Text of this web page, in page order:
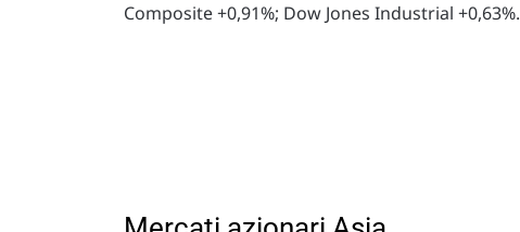
Composite +0,91%; Dow Jones Industrial +0,63%.